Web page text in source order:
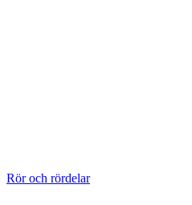
Rör och rördelar